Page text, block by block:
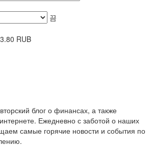
RUB
блог о финансах, а также
Ежедневно с заботой о наших
самые горячие новости и события по